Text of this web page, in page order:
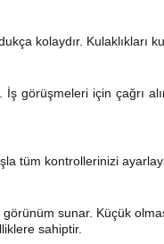
kolaydır. Kulaklıkları
İş görüşmeleri için çağrı
tüm kontrollerinizi
sunar. Küçük
sahiptir.